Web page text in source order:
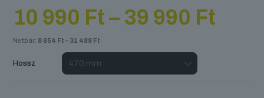
10 990 Ft – 39 990 Ft
Nettó ár: 8 654 Ft – 31 488 Ft
Hossz